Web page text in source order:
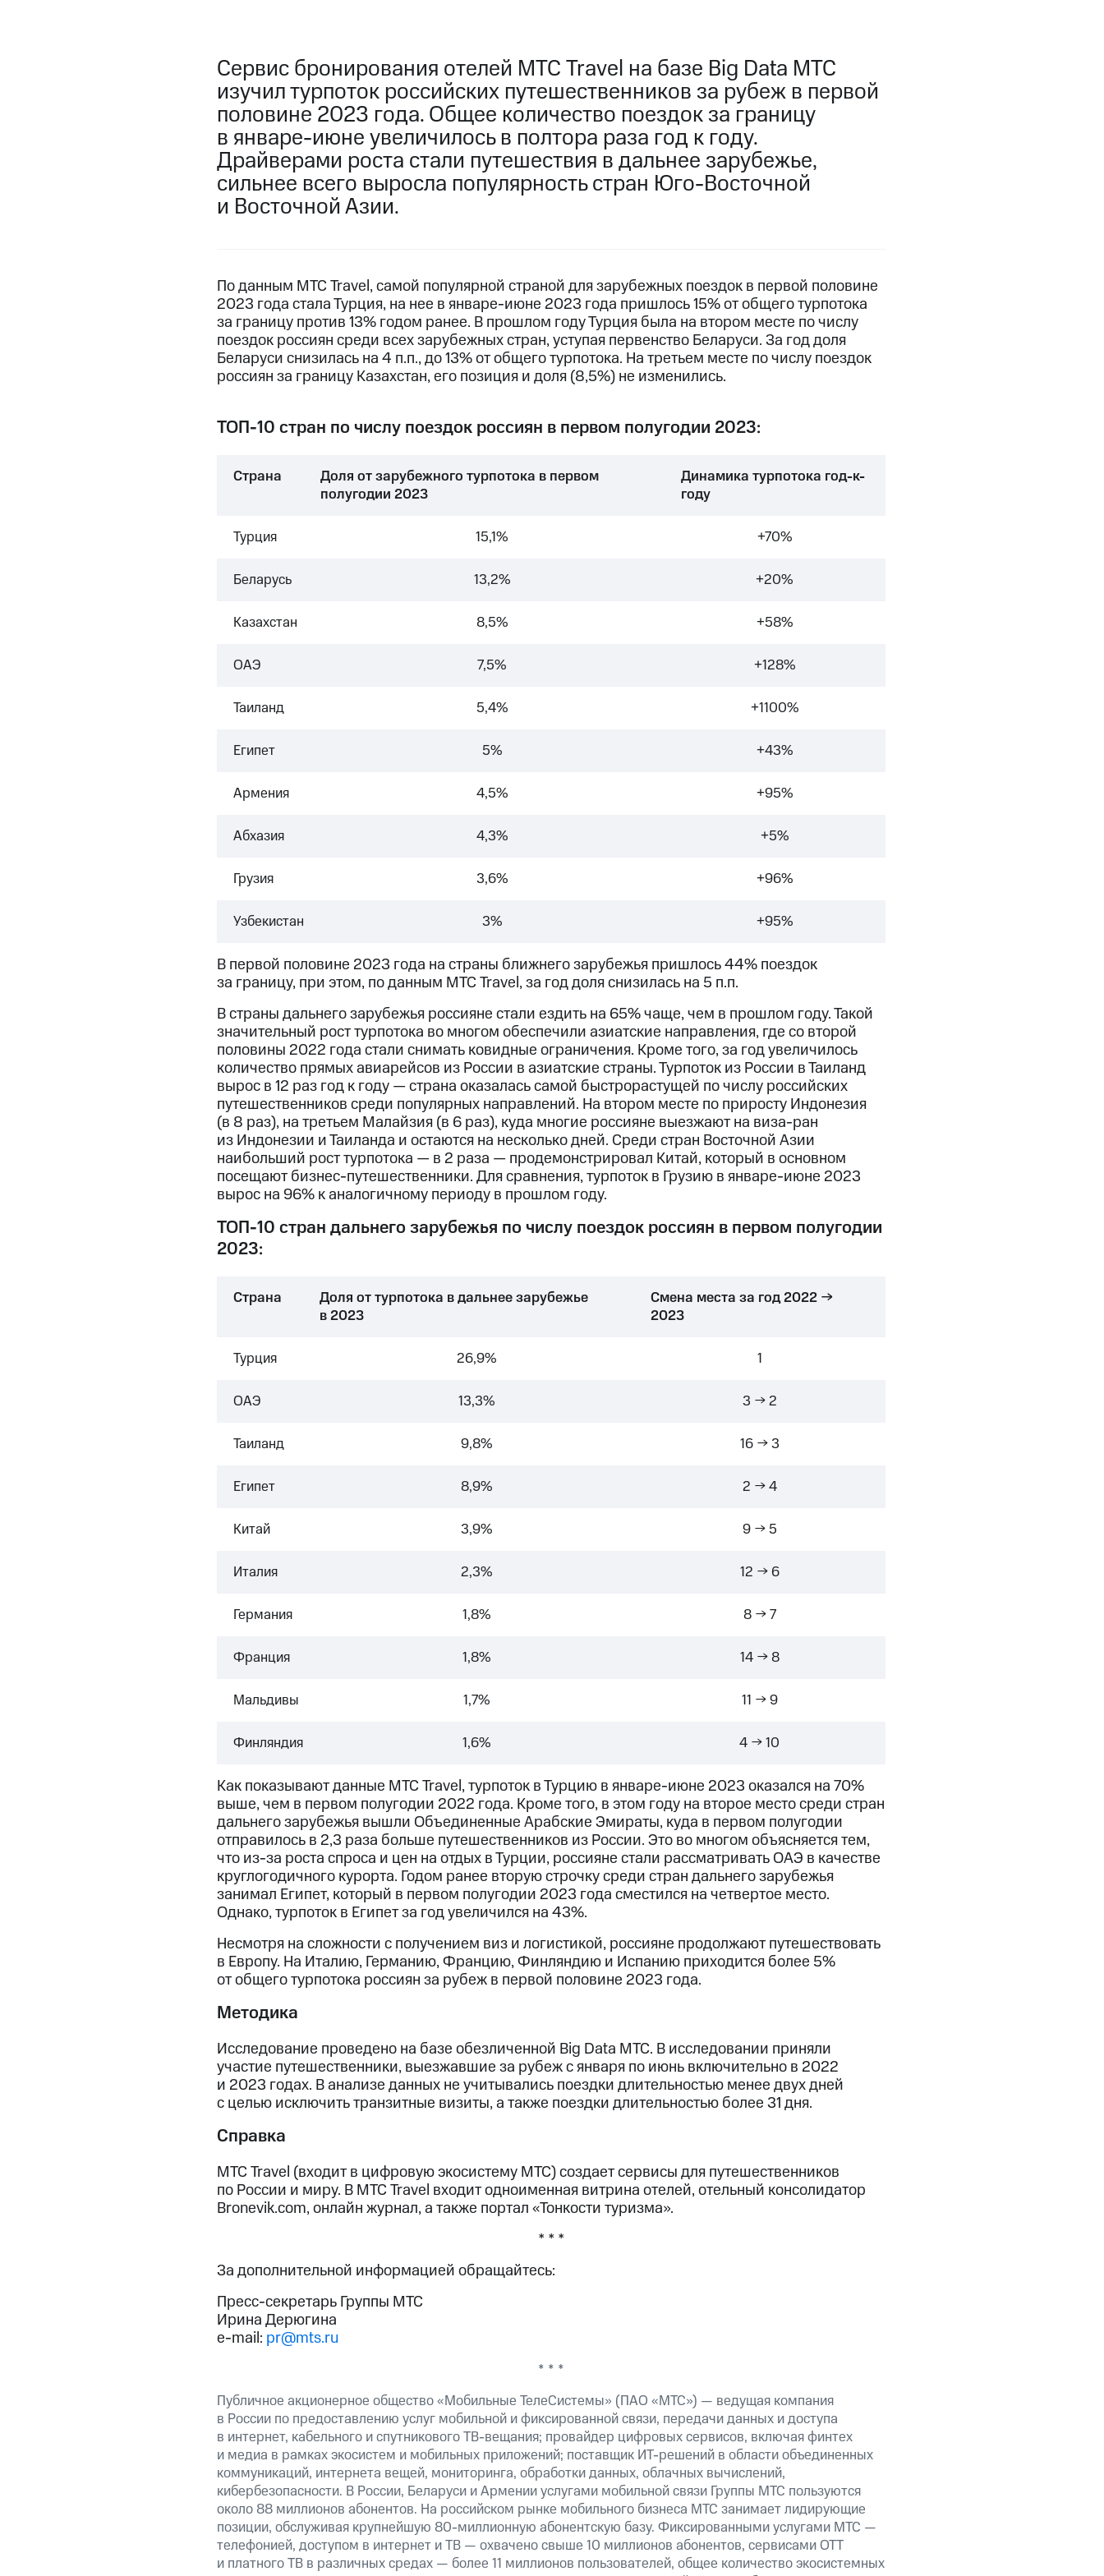
Сервис бронирования отелей МТС Travel на базе Big Data МТС
изучил турпоток российских путешественников за рубеж в первой
половине 2023 года. Общее количество поездок за границу
в январе-июне увеличилось в полтора раза год к году.
Драйверами роста стали путешествия в дальнее зарубежье,
сильнее всего выросла популярность стран Юго-Восточной
и Восточной Азии.
По данным МТС Travel, cамой популярной страной для зарубежных поездок в первой половине
2023 года стала Турция, на нее в январе-июне 2023 года пришлось 15% от общего турпотока
за границу против 13% годом ранее. В прошлом году Турция была на втором месте по числу
поездок россиян среди всех зарубежных стран, уступая первенство Беларуси. За год доля
Беларуси снизилась на 4 п.п., до 13% от общего турпотока. На третьем месте по числу поездок
россиян за границу Казахстан, его позиция и доля (8,5%) не изменились.
ТОП-10 стран по числу поездок россиян в первом полугодии 2023:
Страна
Доля от зарубежного турпотока в первом
полугодии 2023
Динамика турпотока год-к-
году
Турция 15,1% +70%
Беларусь 13,2% +20%
Казахстан 8,5% +58%
ОАЭ 7,5% +128%
Таиланд 5,4% +1100%
Египет 5% +43%
Армения 4,5% +95%
Абхазия 4,3% +5%
Грузия 3,6% +96%
Узбекистан 3% +95%
В первой половине 2023 года на страны ближнего зарубежья пришлось 44% поездок
за границу, при этом, по данным МТС Travel, за год доля снизилась на 5 п.п.
В страны дальнего зарубежья россияне стали ездить на 65% чаще, чем в прошлом году. Такой
значительный рост турпотока во многом обеспечили азиатские направления, где со второй
половины 2022 года стали снимать ковидные ограничения. Кроме того, за год увеличилось
количество прямых авиарейсов из России в азиатские страны. Турпоток из России в Таиланд
вырос в 12 раз год к году — страна оказалась самой быстрорастущей по числу российских
путешественников среди популярных направлений. На втором месте по приросту Индонезия
(в 8 раз), на третьем Малайзия (в 6 раз), куда многие россияне выезжают на виза-ран
из Индонезии и Таиланда и остаются на несколько дней. Среди стран Восточной Азии
наибольший рост турпотока — в 2 раза — продемонстрировал Китай, который в основном
посещают бизнес-путешественники. Для сравнения, турпоток в Грузию в январе-июне 2023
вырос на 96% к аналогичному периоду в прошлом году.
ТОП-10 стран дальнего зарубежья по числу поездок россиян в первом полугодии
2023:
Страна
Доля от турпотока в дальнее зарубежье
в 2023
Смена места за год 2022 →
2023
Турция 26,9% 1
ОАЭ 13,3% 3 → 2
Таиланд 9,8% 16 → 3
Египет 8,9% 2 → 4
Китай 3,9% 9 → 5
Италия 2,3% 12 → 6
Германия 1,8% 8 → 7
Франция 1,8% 14 → 8
Мальдивы 1,7% 11 → 9
Финляндия 1,6% 4 → 10
Как показывают данные МТС Travel, турпоток в Турцию в январе-июне 2023 оказался на 70%
выше, чем в первом полугодии 2022 года. Кроме того, в этом году на второе место среди стран
дальнего зарубежья вышли Объединенные Арабские Эмираты, куда в первом полугодии
отправилось в 2,3 раза больше путешественников из России. Это во многом объясняется тем,
что из-за роста спроса и цен на отдых в Турции, россияне стали рассматривать ОАЭ в качестве
круглогодичного курорта. Годом ранее вторую строчку среди стран дальнего зарубежья
занимал Египет, который в первом полугодии 2023 года сместился на четвертое место.
Однако, турпоток в Египет за год увеличился на 43%.
Несмотря на сложности с получением виз и логистикой, россияне продолжают путешествовать
в Европу. На Италию, Германию, Францию, Финляндию и Испанию приходится более 5%
от общего турпотока россиян за рубеж в первой половине 2023 года.
Методика
Исследование проведено на базе обезличенной Big Data МТС. В исследовании приняли
участие путешественники, выезжавшие за рубеж с января по июнь включительно в 2022
и 2023 годах. В анализе данных не учитывались поездки длительностью менее двух дней
с целью исключить транзитные визиты, а также поездки длительностью более 31 дня.
Справка
МТС Travel (входит в цифровую экосистему МТС) создает сервисы для путешественников
по России и миру. В МТС Travel входит одноименная витрина отелей, отельный консолидатор
Bronevik.com, онлайн журнал, а также портал «Тонкости туризма».
* * *
За дополнительной информацией обращайтесь:
Пресс-секретарь Группы МТС
Ирина Дерюгина
e-mail: pr@mts.ru
* * *
Публичное акционерное общество «Мобильные ТелеСистемы» (ПАО «МТС») — ведущая компания
в России по предоставлению услуг мобильной и фиксированной связи, передачи данных и доступа
в интернет, кабельного и спутникового ТВ-вещания; провайдер цифровых сервисов, включая финтех
и медиа в рамках экосистем и мобильных приложений; поставщик ИТ-решений в области объединенных
коммуникаций, интернета вещей, мониторинга, обработки данных, облачных вычислений,
кибербезопасности. В России, Беларуси и Армении услугами мобильной связи Группы МТС пользуются
около 88 миллионов абонентов. На российском рынке мобильного бизнеса МТС занимает лидирующие
позиции, обслуживая крупнейшую 80-миллионную абонентскую базу. Фиксированными услугами МТС —
телефонией, доступом в интернет и ТВ — охвачено свыше 10 миллионов абонентов, сервисами OTT
и платного ТВ в различных средах — более 11 миллионов пользователей, общее количество экосистемных